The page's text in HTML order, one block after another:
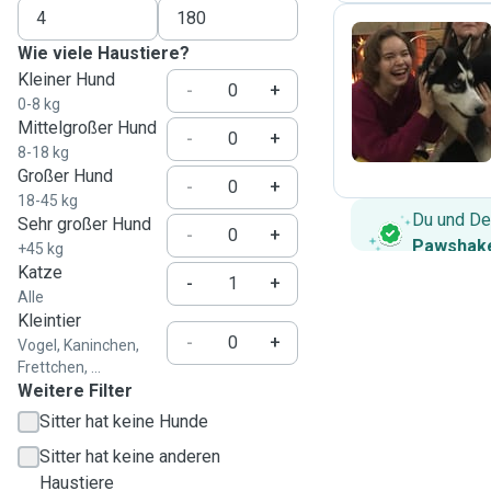
Wie viele Haustiere?
Kleiner Hund
0-8 kg
-
+
Mittelgroßer Hund
8-18 kg
-
+
Großer Hund
18-45 kg
-
+
Sehr großer Hund
+45 kg
-
+
Katze
Alle
-
+
Kleintier
Vogel, Kaninchen,
Frettchen, ...
- +
Weitere Filter
Sitter hat keine Hunde
Sitter hat keine anderen
Haustiere
K
Du und